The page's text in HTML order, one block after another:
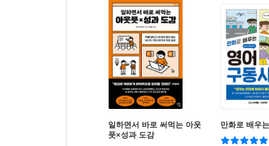
일하면서 바로 써먹는 아웃
풋×성과 도감
만화로 배우